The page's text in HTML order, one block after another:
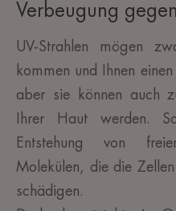
Verbeugung
UV-Strahlen mögen
kommen und Ihnen
aber sie können auch
Ihrer Haut werden.
Entstehung von
Molekülen, die die
schädigen.